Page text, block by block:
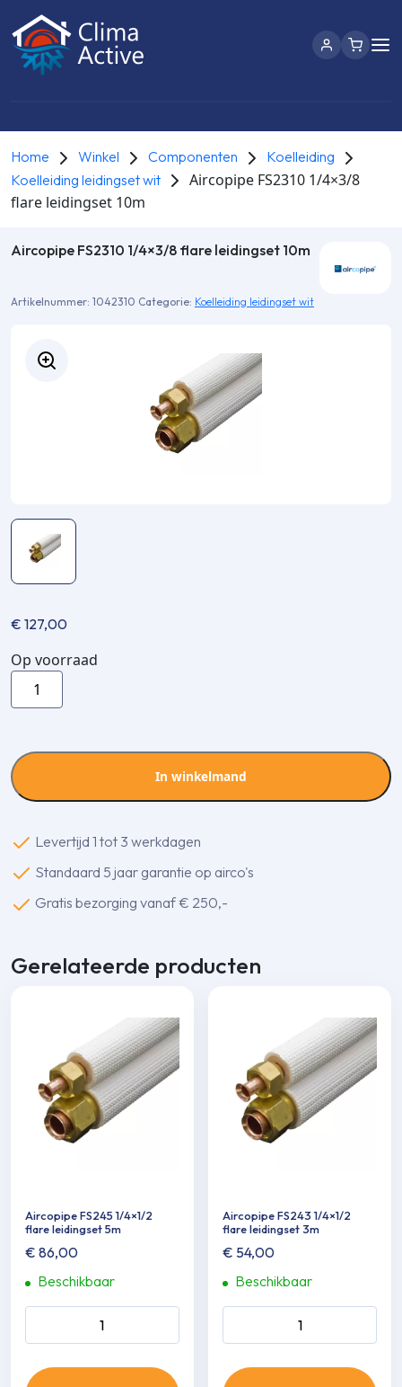
Home Winkel Componenten
Koelleiding
Koelleiding leidingset wit
Aircopipe FS2310 1/4×3/8
flare leidingset 10m
Aircopipe FS2310 1/4×3/8 flare leidingset 10m
Artikelnummer: 1042310 Categorie: Koelleiding leidingset wit
€ 127,00
Op voorraad
Aircopipe
FS2310
leidingset
10m
In winkelmand
Levertijd 1 tot 3 werkdagen
Standaard 5 jaar garantie op airco's
Gratis bezorging vanaf € 250,-
Gerelateerde producten
Aircopipe FS245 1/4×1/2
flare leidingset 5m
€ 86,00
Beschikbaar
Aircopipe FS245 1/4x1/2 flare
leidingset 5m aantal
Aircopipe FS243 1/4×1/2
flare leidingset 3m
€ 54,00
Beschikbaar
Aircopipe FS243 1/4x1/2
leidingset 3m aantal